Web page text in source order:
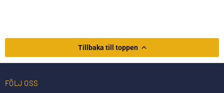
Tillbaka till toppen
FÖLJ OSS